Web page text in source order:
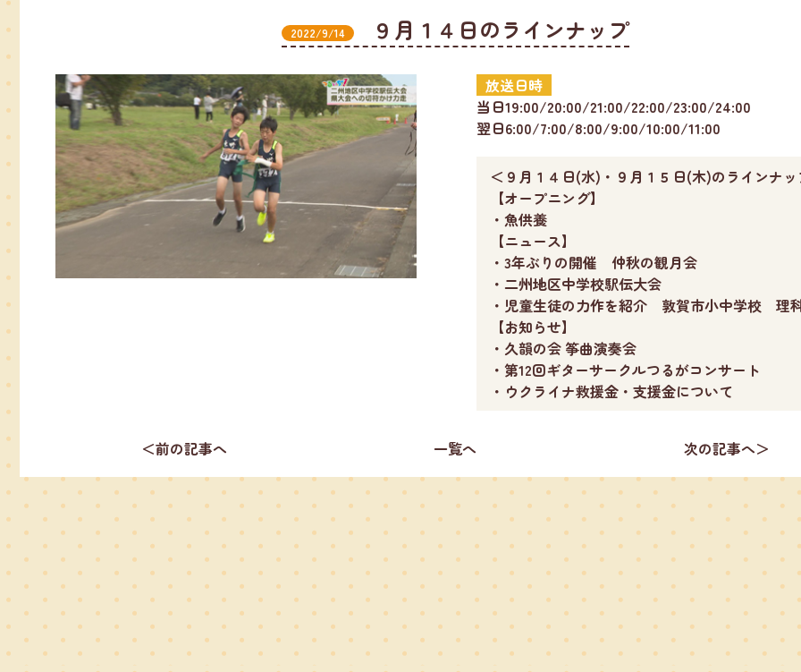
2022/9/14 ９月１４日のラインナップ
放送日時
当日19:00/20:00/21:00/22:00/23:00/24:00
翌日6:00/7:00/8:00/9:00/10:00/11:00
＜９月１４日(水)・９月１５日(木)のラインナ
【オープニング】
・魚供養
【ニュース】
・3年ぶりの開催 仲秋の観月会
・二州地区中学校駅伝大会
・児童生徒の力作を紹介 敦賀市小中学校 理
【お知らせ】
・久韻の会 筝曲演奏会
・第12回ギターサークルつるがコンサート
・ウクライナ救援金・支援金について
＜前の記事へ 一覧へ 次の記事へ＞